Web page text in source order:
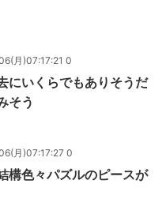
月)07:17:21 0
にいくらでもありそうだ
そう
月)07:17:27 0
構色々パズルのピースが